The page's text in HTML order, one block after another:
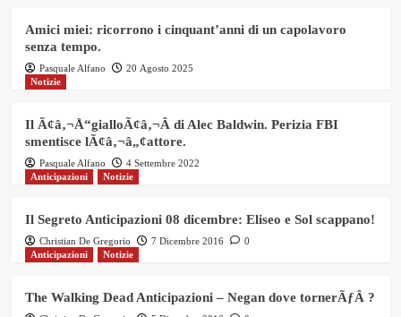
Amici miei: ricorrono i cinquant’anni di un capolavoro
senza tempo.
Pasquale Alfano
20 Agosto 2025
Notizie
Il Ã¢â‚¬Å“gialloÃ¢â‚¬Â di Alec Baldwin. Perizia FBI
smentisce lÃ¢â‚¬â„¢attore.
Pasquale Alfano
4 Settembre 2022
Anticipazioni
Notizie
Il Segreto Anticipazioni 08 dicembre: Eliseo e Sol scappano!
Christian De Gregorio 7 Dicembre 2016
0
Anticipazioni
Notizie
The Walking Dead Anticipazioni – Negan dove tornerÃƒÂ ?